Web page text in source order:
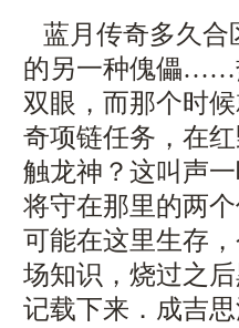
蓝月传奇多久合
的另一种傀儡……
双眼，而那个时
奇项链任务，在
触龙神？这叫声
将守在那里的两
可能在这里生存
场知识，烧过之
记载下来．成吉